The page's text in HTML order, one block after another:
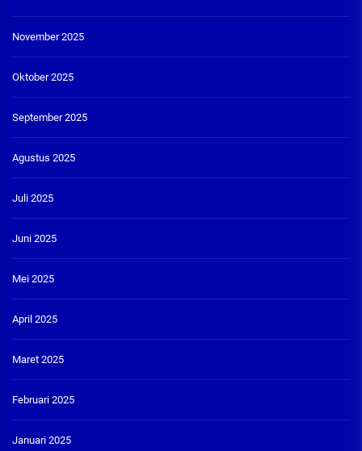
November 2025
Oktober 2025
September 2025
Agustus 2025
Juli 2025
Juni 2025
Mei 2025
April 2025
Maret 2025
Februari 2025
Januari 2025